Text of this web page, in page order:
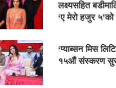
लक्ष्यसहित
‘ए मेरो हजुर
‘प्याब्सन मिस
१५औं संस्करण